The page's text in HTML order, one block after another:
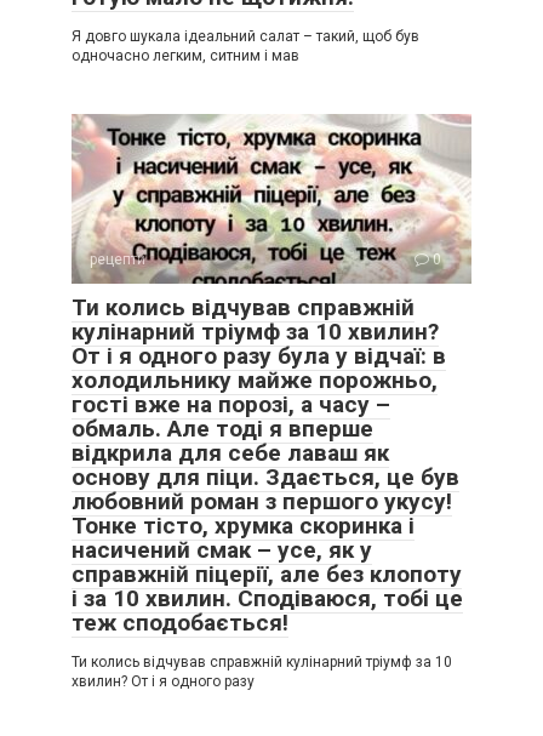
Я довго шукала ідеальний салат – такий, щоб був
одночасно легким, ситним і мав
рецепти 0
Ти колись відчував справжній
кулінарний тріумф за 10 хвилин?
От і я одного разу була у відчаї: в
холодильнику майже порожньо,
гості вже на порозі, а часу –
обмаль. Але тоді я вперше
відкрила для себе лаваш як
основу для піци. Здається, це був
любовний роман з першого укусу!
Тонке тісто, хрумка скоринка і
насичений смак – усе, як у
справжній піцерії, але без клопоту
і за 10 хвилин. Сподіваюся, тобі це
теж сподобається!
Ти колись відчував справжній кулінарний тріумф за 10
хвилин? От і я одного разу